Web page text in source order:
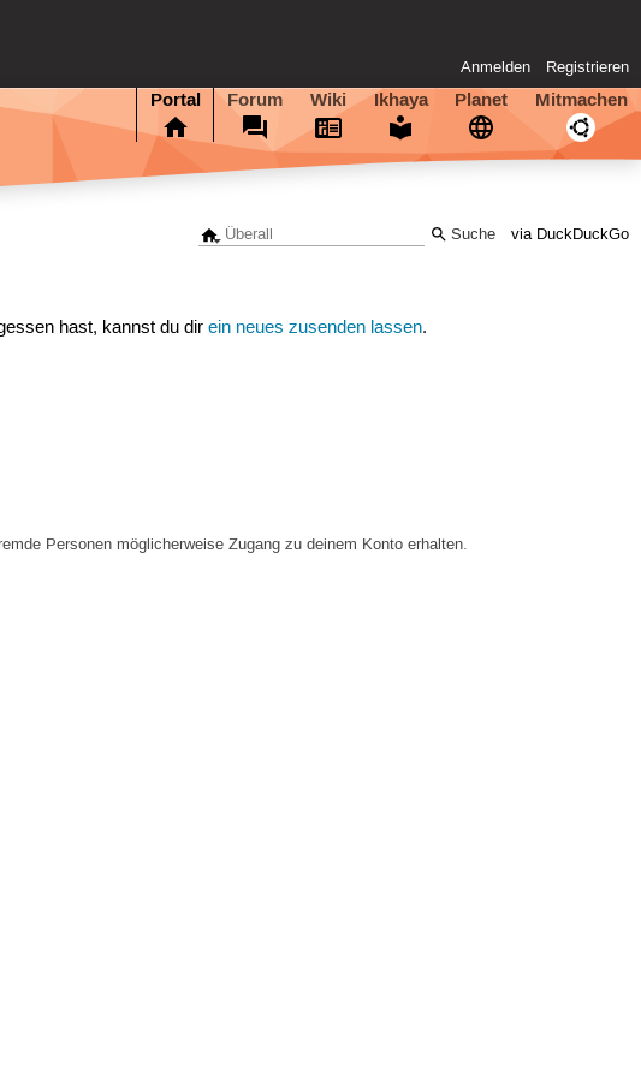
Anmelden Registrieren
Portal Forum Wiki Ikhaya Planet Mitmachen
via DuckDuckGo
hast, kannst du direin neues zusenden lassen.
Personen möglicherweise Zugang zu deinem Konto erhalten.